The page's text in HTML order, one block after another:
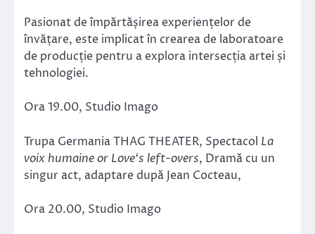
Pasionat de împărtășirea experiențelor de
învățare, este implicat în crearea de laboratoare
de producție pentru a explora intersecția artei și
tehnologiei.
Ora 19.00, Studio Imago
Trupa Germania THAG THEATER, Spectacol La
voix humaine or Love‘s left-overs, Dramă cu un
singur act, adaptare după Jean Cocteau,
Ora 20.00, Studio Imago